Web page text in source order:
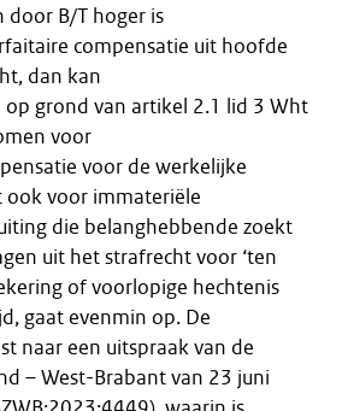
door B/T hoger is
compensatie uit hoofde
dan kan
op grond van artikel 2.1 lid 3 Wht
voor
voor de werkelijke
ook voor immateriële
die belanghebbende zoekt
uit het strafrecht voor ‘ten
of voorlopige hechtenis
gaat evenmin op. De
naar een uitspraak van de
– West-Brabant van 23 juni